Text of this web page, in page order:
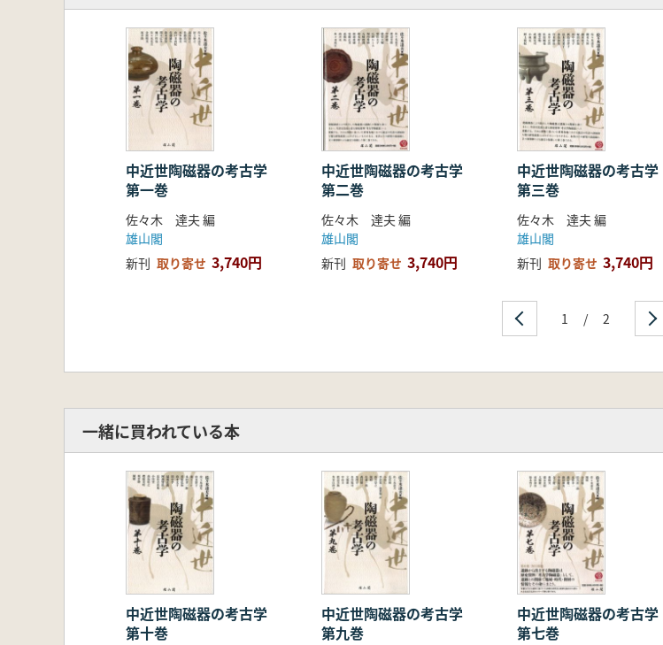
消費―……清水菜穂
西海の島々で焼かれた磁器……野上建紀
箱館焼にみる蝦夷地内国化の一側面……佐藤雄生
西南戦争の陶磁器……美濃口雅朗
浅見五郎助、つくる……齋藤正憲
中近世陶磁器の考古学
第一巻
佐々木 達夫 編
雄山閣
新刊 取り寄せ 3,740円
中近世陶磁器の考古学
第二巻
佐々木 達夫 編
雄山閣
新刊 取り寄せ 3,740円
中近世陶磁器の考古学
第三巻
佐々木 達夫 編
雄山閣
新刊 取り寄せ 3,740円
1 / 2
一緒に買われている本
中近世陶磁器の考古学
第十巻
中近世陶磁器の考古学
第九巻
中近世陶磁器の考古学
第七巻